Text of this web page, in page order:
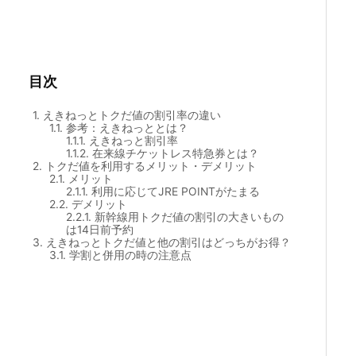
目次
1. えきねっとトクだ値の割引率の違い
1.1. 参考：えきねっととは？
1.1.1. えきねっと割引率
1.1.2. 在来線チケットレス特急券とは？
2. トクだ値を利用するメリット・デメリット
2.1. メリット
2.1.1. 利用に応じてJRE POINTがたまる
2.2. デメリット
2.2.1. 新幹線用トクだ値の割引の大きいもの
は14日前予約
3. えきねっとトクだ値と他の割引はどっちがお得？
3.1. 学割と併用の時の注意点